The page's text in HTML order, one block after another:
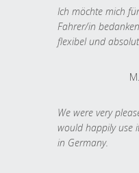
Ich möchte mich
Fahrer/in
flexibel und
We were very
would happily use
in Germany.